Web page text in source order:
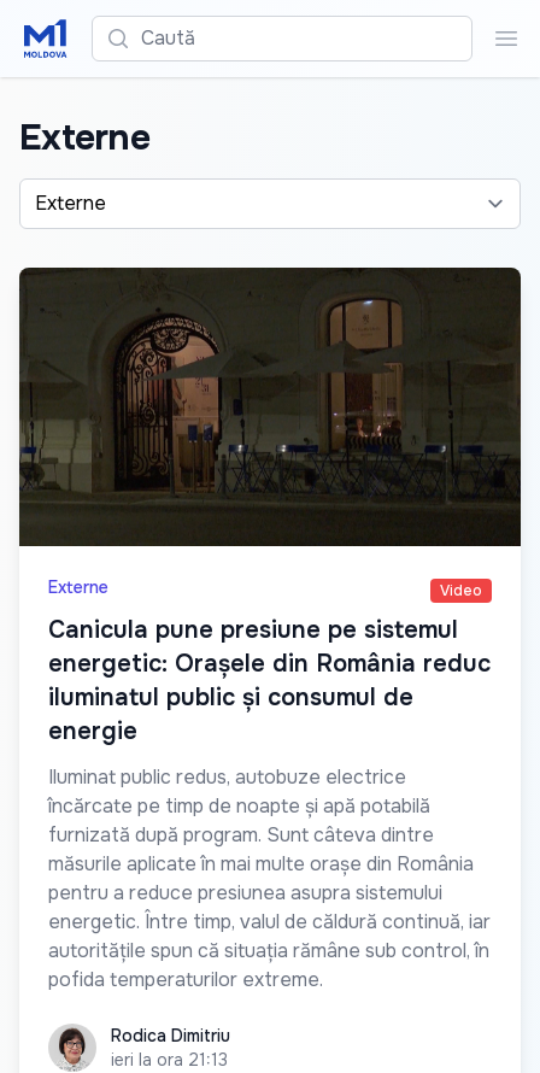
Caută
Externe
Alege o categorie
Externe Video
Canicula pune presiune pe sistemul
energetic: Orașele din România reduc
iluminatul public și consumul de
energie
Iluminat public redus, autobuze electrice
încărcate pe timp de noapte și apă potabilă
furnizată după program. Sunt câteva dintre
măsurile aplicate în mai multe orașe din România
pentru a reduce presiunea asupra sistemului
energetic. Între timp, valul de căldură continuă, iar
autoritățile spun că situația rămâne sub control, în
pofida temperaturilor extreme.
Rodica Dimitriu
Rodica Dimitriu
ieri la ora 21:13